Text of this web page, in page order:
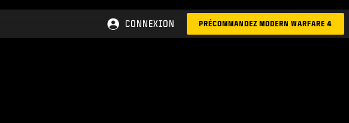
CONNEXION PRÉCOMMANDEZ MODERN WARFARE 4